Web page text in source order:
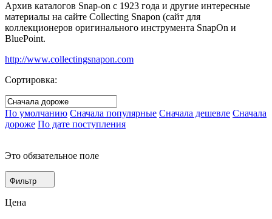
Архив каталогов Snap-on с 1923 года и другие интересные
материалы на сайте Collecting Snapon (сайт для
коллекционеров оригинального инструмента SnapOn и
BluePoint.
http://www.collectingsnapon.com
Сортировка:
По умолчанию Сначала популярные Сначала дешевле Сначала
дороже По дате поступления
Это обязательное поле
Фильтр
Цена